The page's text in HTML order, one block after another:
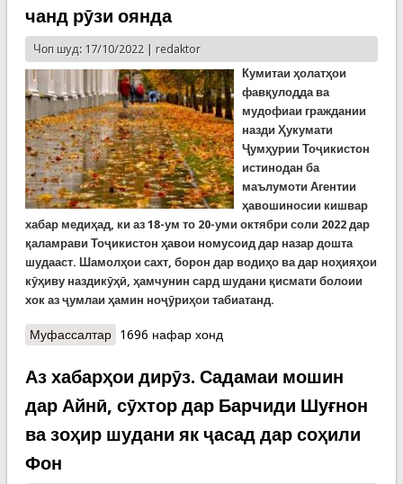
чанд рӯзи оянда
Чоп шуд: 17/10/2022 | redaktor
Кумитаи ҳолатҳои
фавқулодда ва
мудофиаи граждании
назди Ҳукумати
Ҷумҳурии Тоҷикистон
истинодан ба
маълумоти Агентии
ҳавошиносии кишвар
хабар медиҳад, ки аз 18-ум то 20-уми октябри соли 2022 дар
қаламрави Тоҷикистон ҳавои номусоид дар назар дошта
шудааст. Шамолҳои сахт, борон дар водиҳо ва дар ноҳияҳои
кӯҳиву наздикӯҳӣ, ҳамчунин сард шудани қисмати болоии
хок аз ҷумлаи ҳамин ноҷӯриҳои табиатанд.
Муфассалтаро Ҳушдори КҲФ аз ҳавои номусоиди чанд рӯзи
1696 нафар хонд
Аз хабарҳои дирӯз. Садамаи мошин
дар Айнӣ, сӯхтор дар Барчиди Шуғнон
ва зоҳир шудани як ҷасад дар соҳили
Фон